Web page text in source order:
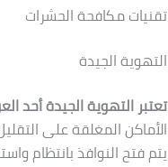
تقنيات مكافحة الحشرات
التهوية الجيدة
تعتبر التهوية الجيدة أحد
الأماكن المغلقة على
يتم فتح النوافذ بانتظام